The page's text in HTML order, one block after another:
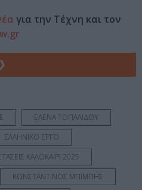
για την Τέχνη και τον
❯
ΕΛΕΝΑ ΤΟΠΑΛΙΔΟΥ
ΕΛΛΗΝΙΚΟ ΕΡΓΟ
ΚΑΛΟΚΑΙΡΙ 2025
ΚΩΝΣΤΑΝΤΙΝΟΣ ΜΠΙΜΠΗΣ